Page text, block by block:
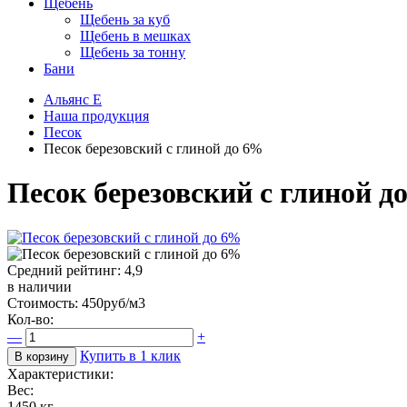
Щебень
Щебень за куб
Щебень в мешках
Щебень за тонну
Бани
Альянс Е
Наша продукция
Песок
Песок березовский с глиной до 6%
Песок березовский с глиной
Средний рейтинг: 4,9
в наличии
Стоимость: 450руб/м3
Кол-во:
—
+
Купить в 1 клик
Характеристики:
Вес: